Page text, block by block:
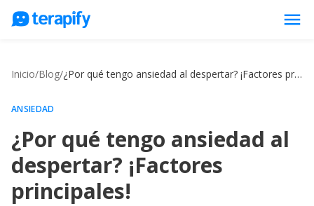
menu
Opiniones
Empresas
Preguntas frecuentes
Blog
Inicio/Blog/ ¿Por qué tengo ansiedad al despertar? ¡Factores principales!
ANSIEDAD
¿Por qué tengo ansiedad al
despertar? ¡Factores
principales!